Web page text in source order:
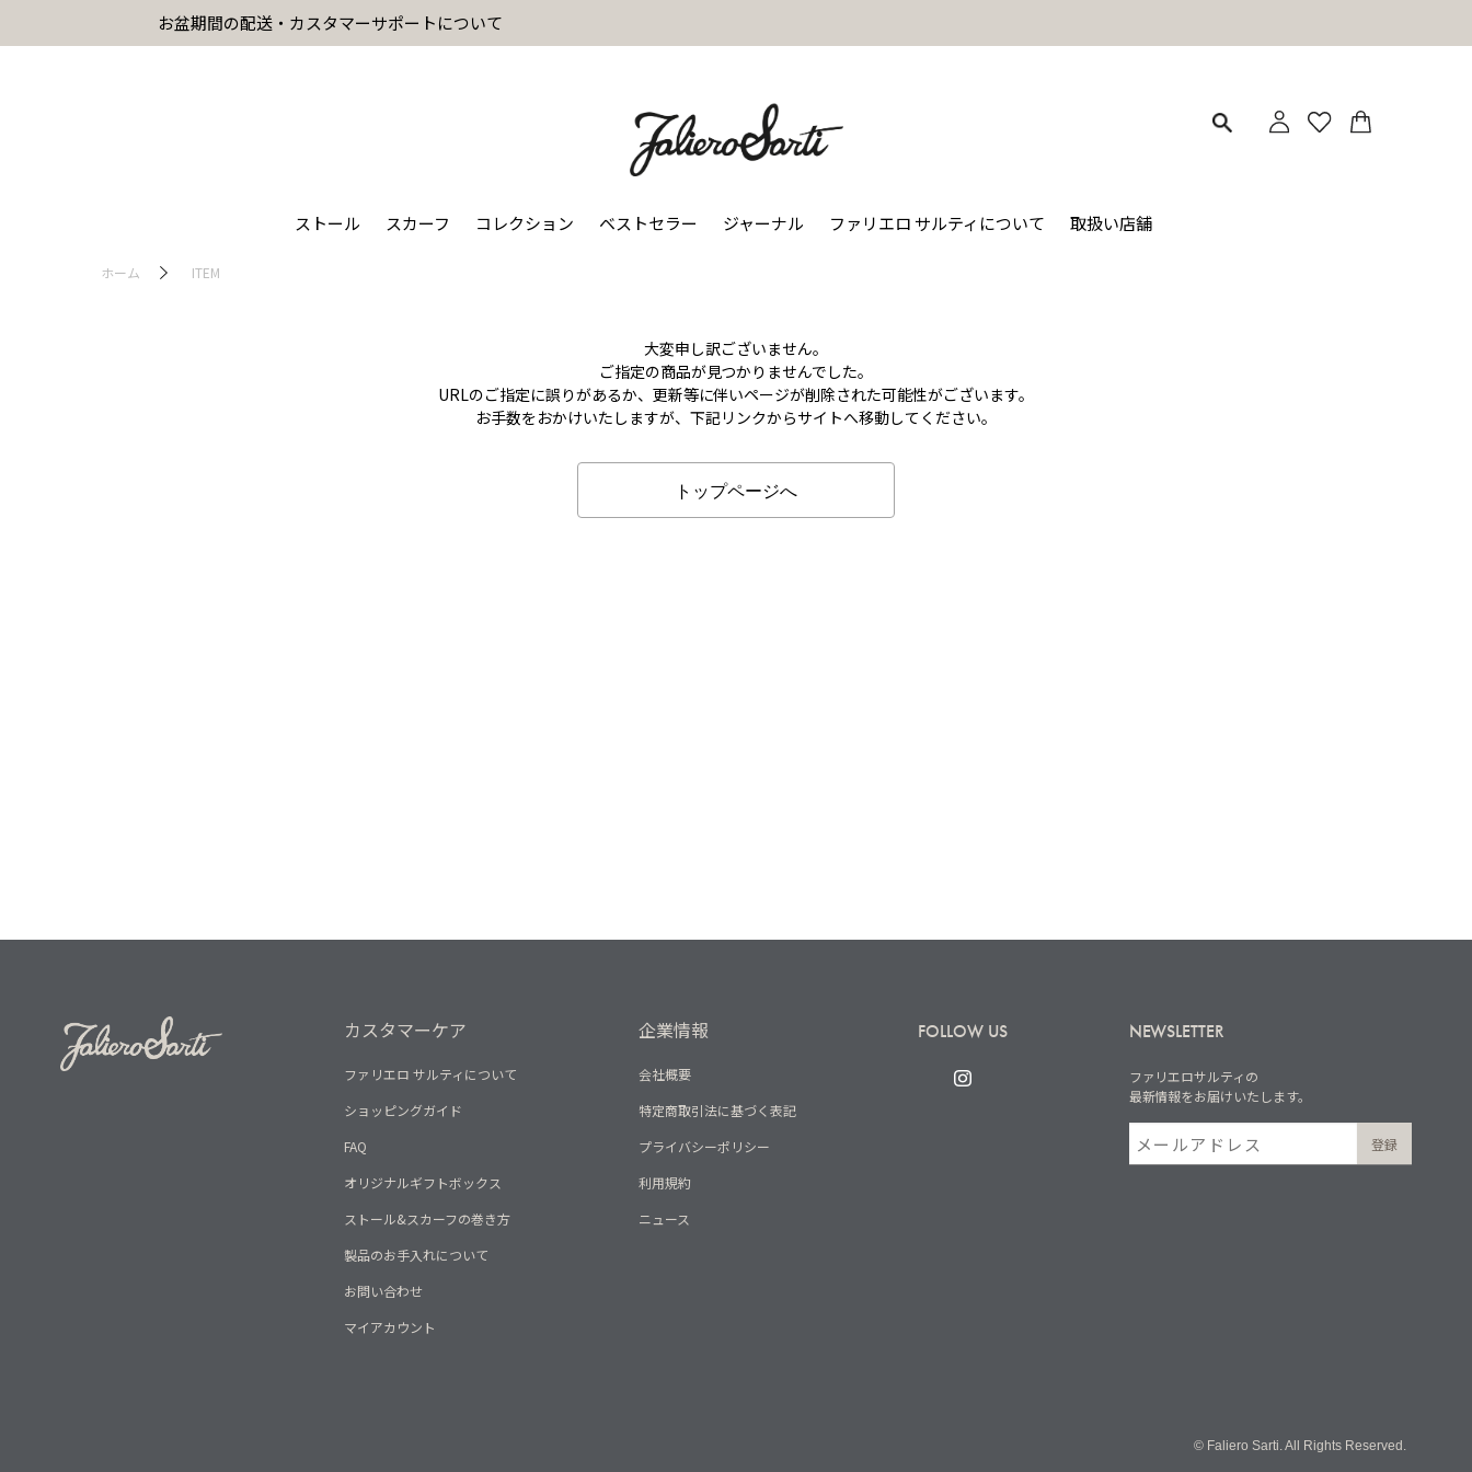
お盆期間の配送・カスタマーサポートについて
ストール スカーフ コレクション ベストセラー ジャーナル ファリエロ サルティについて 取扱い店舗
ホーム ITEM
大変申し訳ございません。
ご指定の商品が見つかりませんでした。
URLのご指定に誤りがあるか、更新等に伴いページが削除された可能性がございます。
お手数をおかけいたしますが、下記リンクからサイトへ移動してください。
トップページへ
カスタマーケア
ファリエロ サルティについて
ショッピングガイド
FAQ
オリジナルギフトボックス
ストール&スカーフの巻き方
製品のお手入れについて
お問い合わせ
マイアカウント
企業情報
会社概要
特定商取引法に基づく表記
プライバシーポリシー
利用規約
ニュース
FOLLOW US NEWSLETTER
ファリエロサルティの
最新情報をお届けいたします。
© Faliero Sarti. All Rights Reserved.